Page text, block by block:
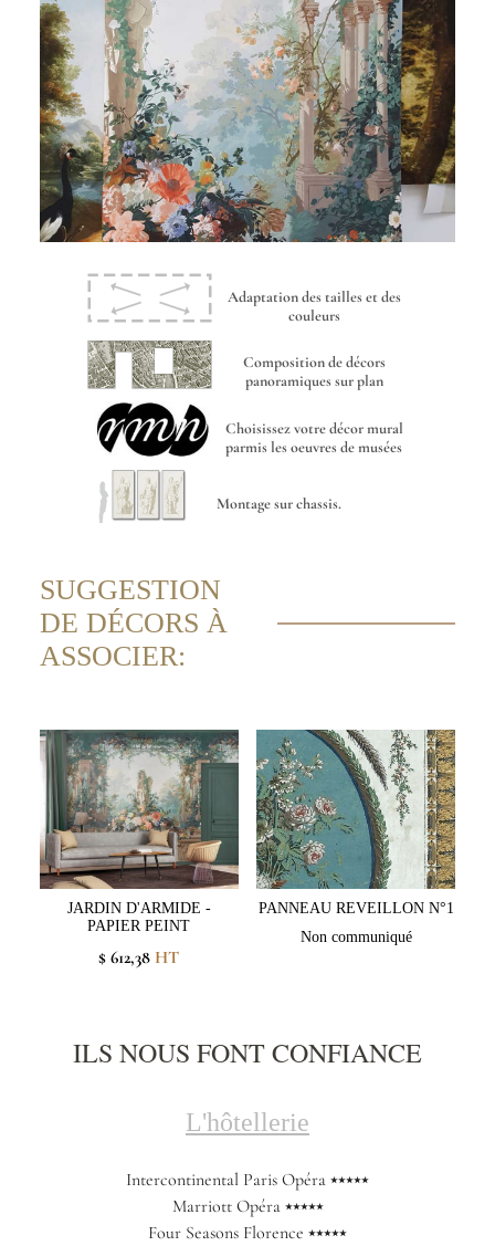
Adaptation des tailles et des
couleurs
Composition de décors
panoramiques sur plan
Choisissez votre décor mural
parmis les oeuvres de musées
Montage sur chassis.
SUGGESTION
DE DÉCORS À
ASSOCIER:
JARDIN D'ARMIDE -
PAPIER PEINT
$ 612,38 HT
PANNEAU REVEILLON N°1
Non communiqué
ILS NOUS FONT CONFIANCE
L'hôtellerie
Intercontinental Paris Opéra ⭑⭑⭑⭑⭑
Marriott Opéra ⭑⭑⭑⭑⭑
Four Seasons Florence ⭑⭑⭑⭑⭑